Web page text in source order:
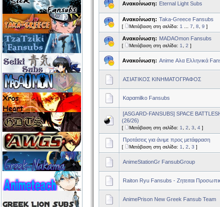
Ανακοίνωση: Eternal Light Subs
Ανακοίνωση: Taka-Greece Fansubs
[ Μετάβαση στη σελίδα: 1 7 8 9 ]
Ανακοίνωση: MADAOmon Fansubs
[ Μετάβαση στη σελίδα: 1 2 ]
Ανακοίνωση: Αnime Αλα Ελληνικά
ΑΣΙΑΤΙΚΟΣ ΚΙΝΗΜΑΤΟΓΡΑΦΟΣ
Καραmilko Fansubs
[ASGARD-FANSUBS] SPACE
(26/26)
[ Μετάβαση στη σελίδα: 1 2 3 4 ]
Προτάσεις για άνιμε προς μετάφραση
[ Μετάβαση στη σελίδα: 1 2 3 ]
AnimeStationGr FansubGroup
Raiton Ryu Fansubs - Ζητειται
AnimePrison New Greek Fansub Team